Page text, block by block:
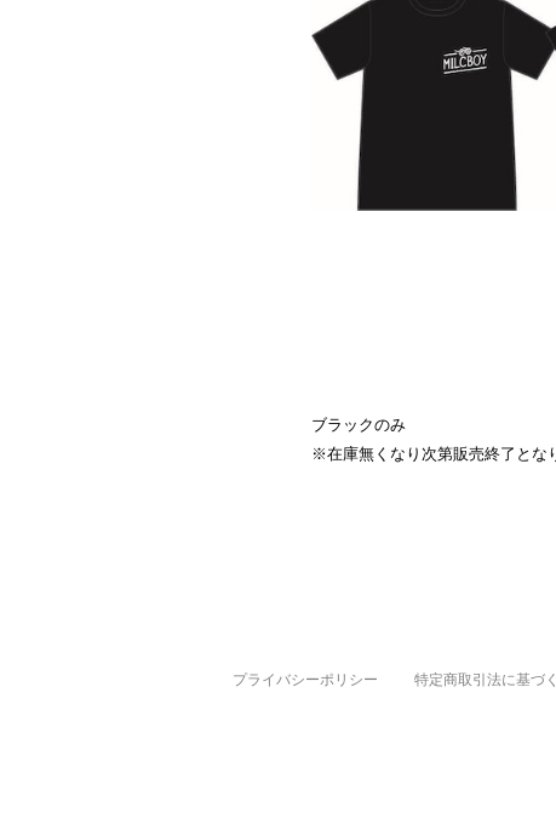
ブラックのみ
※在庫無くなり次第販売終了とな
プライバシーポリシー 特定商取引法に基づ